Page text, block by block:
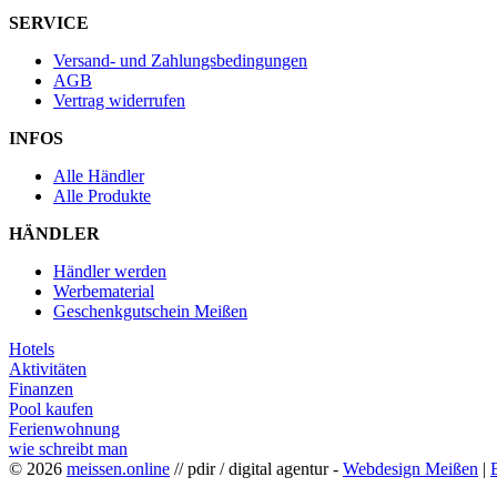
SERVICE
Versand- und Zahlungsbedingungen
AGB
Vertrag widerrufen
INFOS
Alle Händler
Alle Produkte
HÄNDLER
Händler werden
Werbematerial
Geschenkgutschein Meißen
Hotels
Aktivitäten
Finanzen
Pool kaufen
Ferienwohnung
wie schreibt man
© 2026 meissen.online // pdir / digital agentur - Webdesign Meißen |